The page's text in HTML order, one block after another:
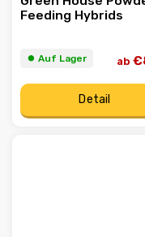
Feeding Hybrids
⏺︎ Auf Lager ab
Detail